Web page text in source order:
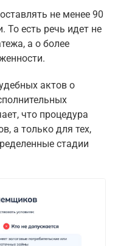
не менее 90
То есть речь идет не
а о более
актов о
что процедура
а только для тех,
стадии